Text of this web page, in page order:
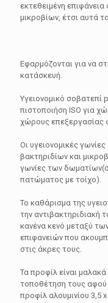
εκτεθειμένη
μικροβίων, έτσι αυτά
Εφαρμόζονται για να
κατάσκευή.
Υγειονομικό σοβατεπί
πιστοποιήση ISO για
χώρους επεξεργασίας
Οι υγειονομικές
βακτηριδίων και
γωνίες των
πατώματος με τοίχο).
Το καθάρισμα της
την αντιβακτηριδιακή
κανένα κενό μεταξύ
επιφανειών που
στις άκρες τους.
Τα προφίλ είναι
τοποθέτηση τους αφού
προφίλ αλουμινίου 3,5